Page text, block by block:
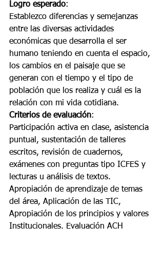
Logro esperado:
Establezco diferencias y semejanzas
entre las diversas actividades
económicas que desarrolla el ser
humano teniendo en cuenta el espacio,
los cambios en el paisaje que se
generan con el tiempo y el tipo de
población que los realiza y cuál es la
relación con mi vida cotidiana.
Criterios de evaluación:
Participación activa en clase, asistencia
puntual, sustentación de talleres
escritos, revisión de cuadernos,
exámenes con preguntas tipo ICFES y
lecturas u análisis de textos.
Apropiación de aprendizaje de temas
del área, Aplicación de las TIC,
Apropiación de los principios y valores
Institucionales. Evaluación ACH